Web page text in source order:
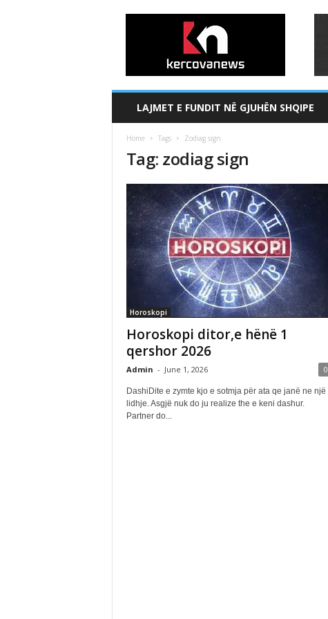
LAJMET E FUNDIT NË GJUHËN SHQIPE
Home Tags Zodiag sign
Tag: zodiag sign
Horoskopi
Horoskopi ditor,e hënë 1
qershor 2026
Admin - June 1, 2026 0
DashiDite e zymte kjo e sotmja për ata qe janë ne një
lidhje. Asgjë nuk do ju realize the e keni dashur.
Partner do...